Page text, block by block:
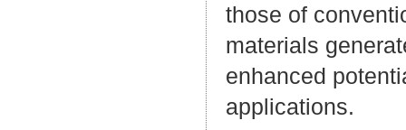
those of
materials
enhanced
applications.